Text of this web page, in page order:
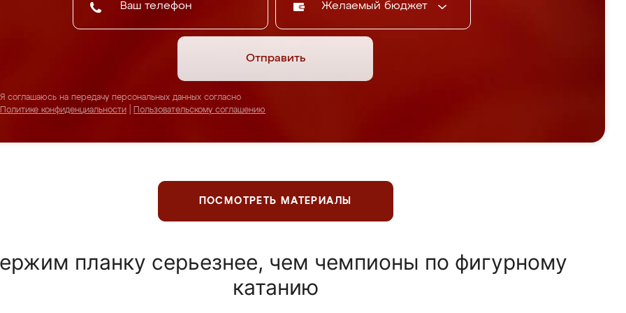
Желаемый бюджет
Отправить
Я соглашаюсь на передачу персональных данных согласно
Политике конфиденциальности
Пользовательскому соглашению
ПОСМОТРЕТЬ МАТЕРИАЛЫ
планку серьезнее, чем чемпионы по фигурному
катанию